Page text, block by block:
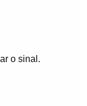
o sinal.